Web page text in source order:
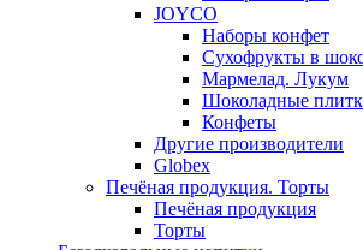
JOYCO
Наборы конфет
Сухофрукты в
Мармелад. Лукум
Шоколадные
Конфеты
Другие производители
Globex
Печёная продукция. Торты
Печёная продукция
Торты